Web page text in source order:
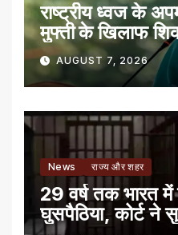
राष्ट्रीय ध्वज के
मुफ्ती के खिलाफ
AUGUST 7, 2026
News राज्य और शहर
29 वर्ष तक भारत में
घुसपैठिया, कोर्ट ने